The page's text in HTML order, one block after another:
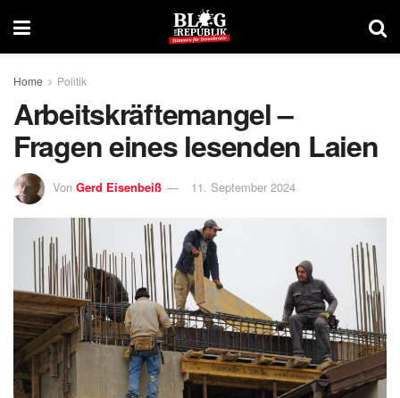
Home Politik
Arbeitskräftemangel –
Fragen eines lesenden Laien
Von Gerd Eisenbeiß 11. September 2024